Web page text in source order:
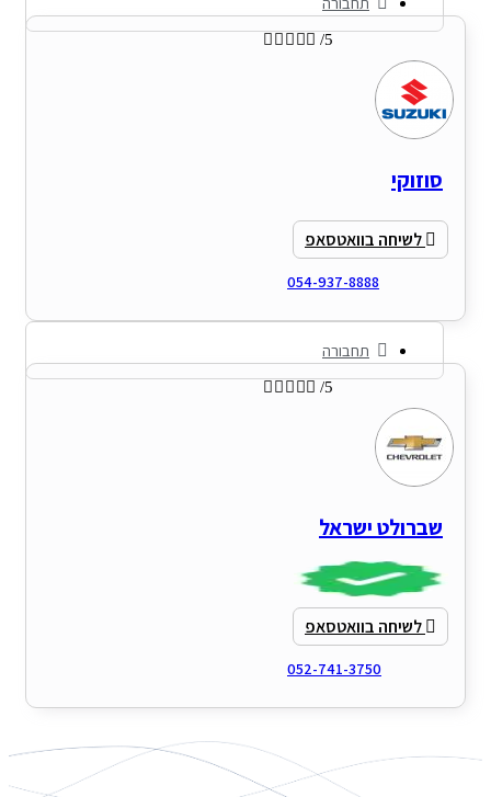
  
סוזוקי
לשיחה בוואטסאפ
054-937-8888
תחבורה
  
שברולט ישראל
לשיחה בוואטסאפ
052-741-3750